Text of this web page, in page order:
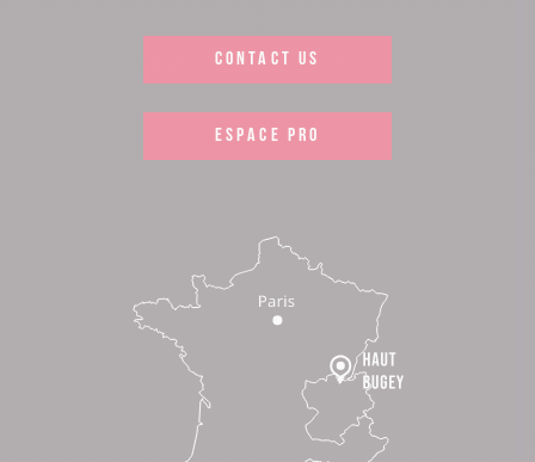
CONTACT US
ESPACE PRO